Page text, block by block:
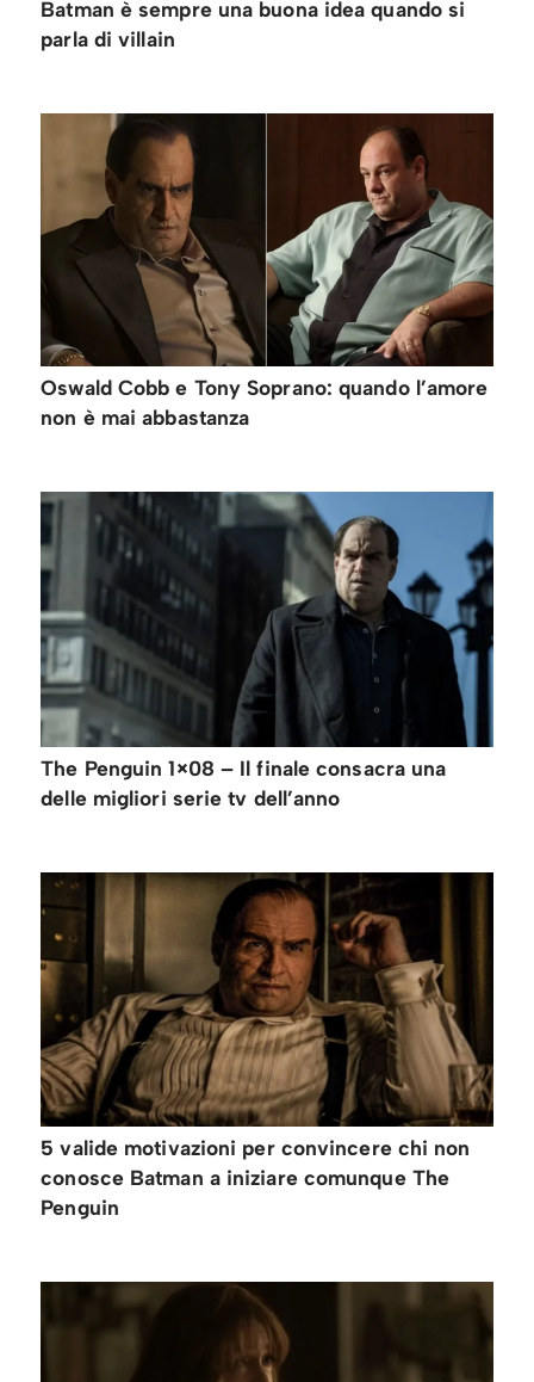
Batman è sempre una buona idea quando si
parla di villain
Oswald Cobb e Tony Soprano: quando l’amore
non è mai abbastanza
The Penguin 1×08 – Il finale consacra una
delle migliori serie tv dell’anno
5 valide motivazioni per convincere chi non
conosce Batman a iniziare comunque The
Penguin